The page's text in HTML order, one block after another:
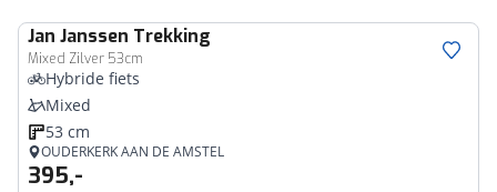
Jan Janssen Trekking
Mixed Zilver 53cm
Hybride fiets
Mixed
53 cm
OUDERKERK AAN DE AMSTEL
395,-